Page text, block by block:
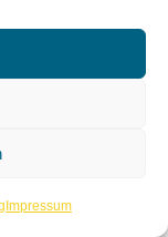
Impressum